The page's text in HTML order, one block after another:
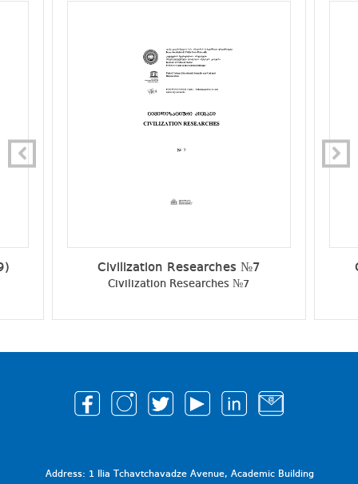
Civilization Researches №7
Civilization Researches №7
Address: 1 Ilia Tchavtchavadze Avenue, Academic Building